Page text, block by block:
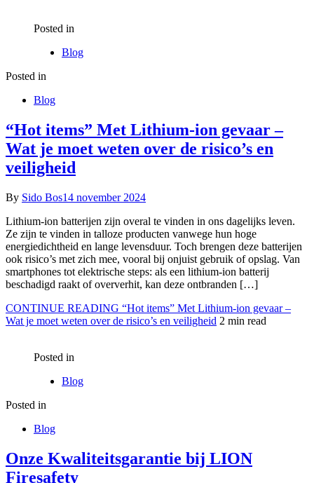
Posted in
Blog
Posted in
Blog
“Hot items” Met Lithium-ion gevaar –
Wat je moet weten over de risico’s en
veiligheid
By Sido Bos14 november 2024
Lithium-ion batterijen zijn overal te vinden in ons dagelijks leven.
Ze zijn te vinden in talloze producten vanwege hun hoge
energiedichtheid en lange levensduur. Toch brengen deze batterijen
ook risico’s met zich mee, vooral bij onjuist gebruik of opslag. Van
smartphones tot elektrische steps: als een lithium-ion batterij
beschadigd raakt of oververhit, kan deze ontbranden […]
CONTINUE READING “Hot items” Met Lithium-ion gevaar –
Wat je moet weten over de risico’s en veiligheid 2 min read
Posted in
Blog
Posted in
Blog
Onze Kwaliteitsgarantie bij LION
Firesafety